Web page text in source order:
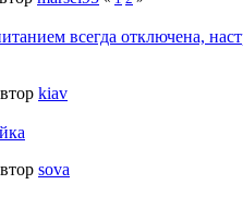
всегда отключена,
kiav
sova